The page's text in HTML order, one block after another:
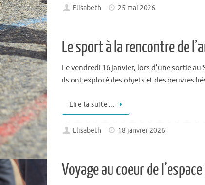
Elisabeth 25 mai 2026
Le sport à la rencontre de
Le vendredi 16 janvier, lors d’une sortie
ils ont exploré des objets et des oeuvres
Lire la suite…
Elisabeth 18 janvier 2026
Voyage au coeur de